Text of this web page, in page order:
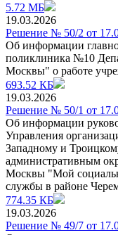
5.72 МБ
19.03.2026
Решение № 50/2 от
Об информации
поликлиника №10
Москвы" о работе
693.52 КБ
19.03.2026
Решение № 50/1 от
Об информации
Управления
Западному и
административным
Москвы "Мой
службы в районе
774.35 КБ
19.03.2026
Решение № 49/7 от